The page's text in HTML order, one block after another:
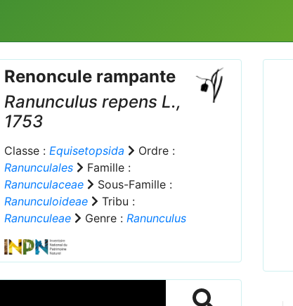
Renoncule rampante
Ranunculus repens L.,
1753
Classe : Equisetopsida
Ordre :
Ranunculales
Famille :
Ranunculaceae
Sous-Famille :
Ranunculoideae
Tribu :
Ranunculeae
Genre : Ranunculus